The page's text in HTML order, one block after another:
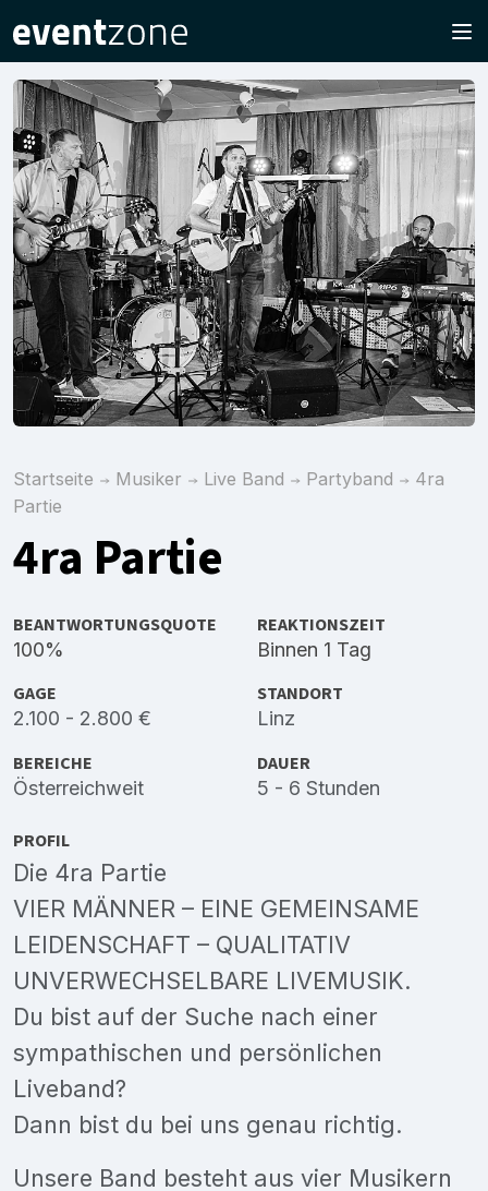
Startseite Musiker Live Band Partyband
4ra
Partie
4ra Partie
BEANTWORTUNGSQUOTE
100%
REAKTIONSZEIT
Binnen 1 Tag
GAGE
2.100 - 2.800 €
STANDORT
Linz
BEREICHE
Österreichweit
DAUER
5 - 6 Stunden
PROFIL
Die 4ra Partie
VIER MÄNNER – EINE GEMEINSAME
LEIDENSCHAFT – QUALITATIV
UNVERWECHSELBARE LIVEMUSIK.
Du bist auf der Suche nach einer
sympathischen und persönlichen
Liveband?
Dann bist du bei uns genau richtig.
Unsere Band besteht aus vier Musikern